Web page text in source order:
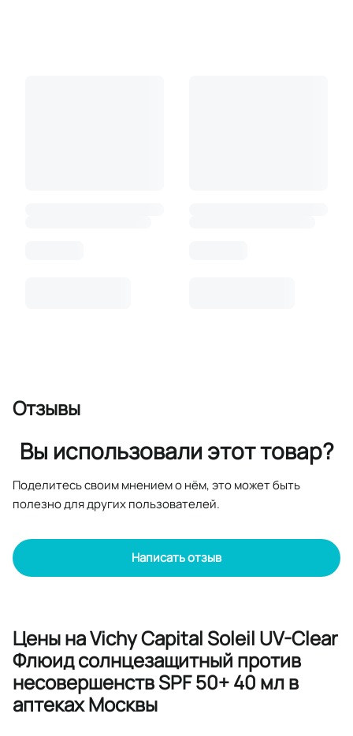
Отзывы
Вы использовали этот товар?
Поделитесь своим мнением о нём, это может быть
полезно для других пользователей.
Написать отзыв
Цены на Vichy Capital Soleil UV-Clear
Флюид солнцезащитный против
несовершенств SPF 50+ 40 мл в
аптеках Москвы